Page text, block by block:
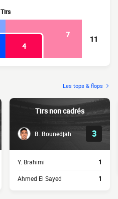
Tirs
7
4
11
Les tops & flops
Tirs non cadrés
B. Bounedjah 3
Y. Brahimi 1
Ahmed El Sayed 1